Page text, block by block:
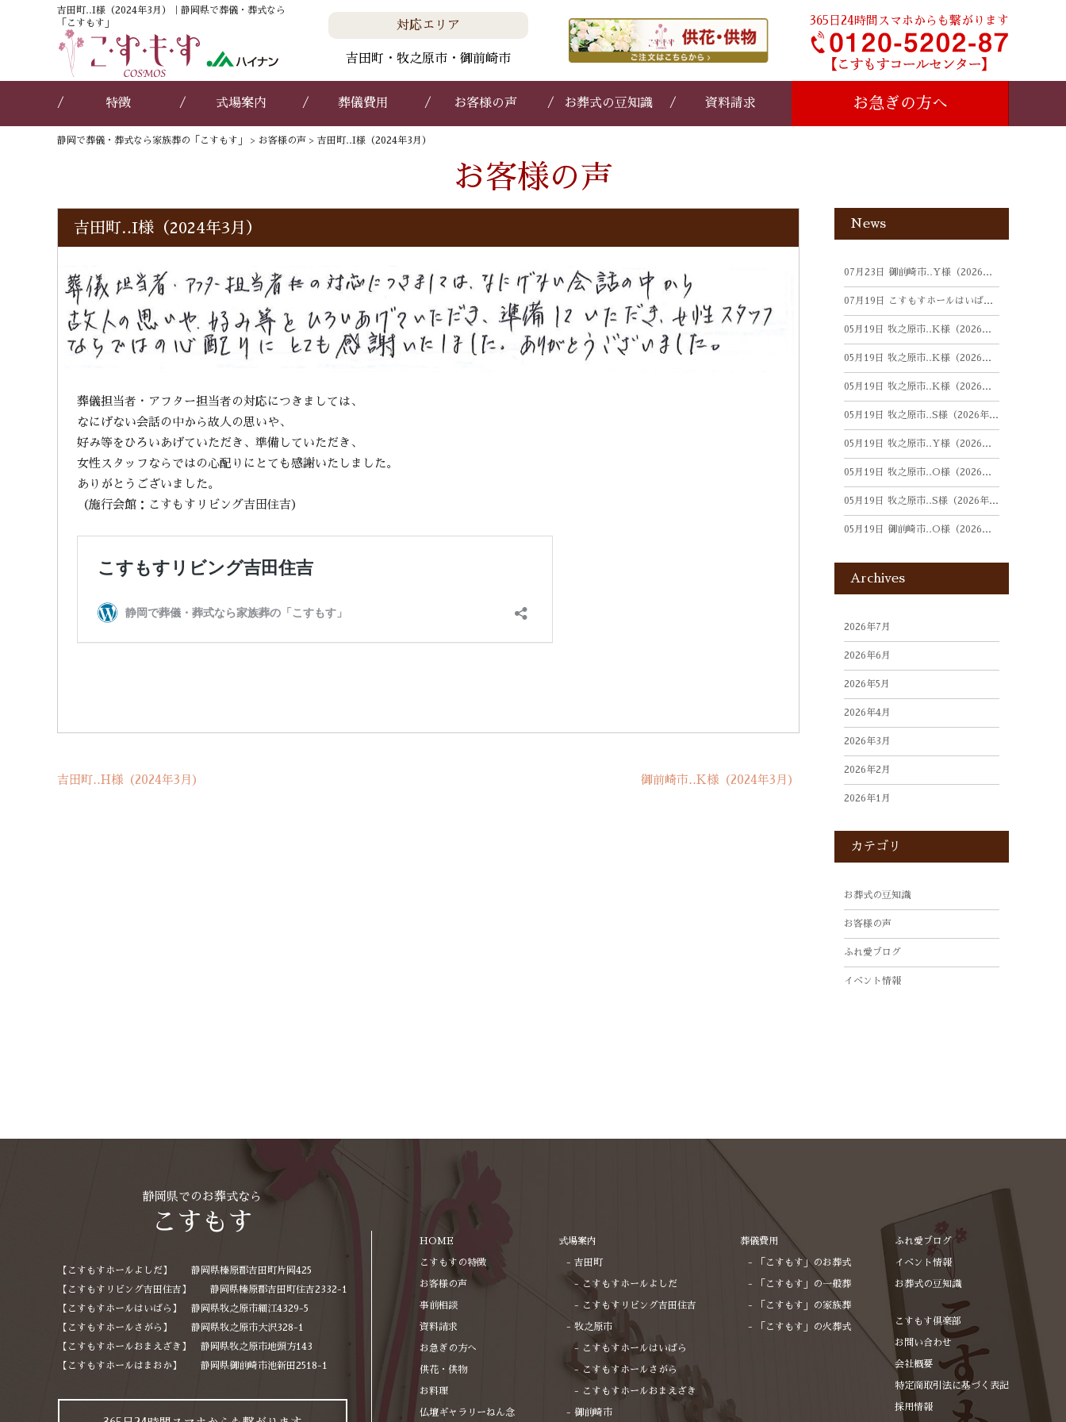
吉田町‥I様（2024年3月）｜静岡県で葬儀・葬式なら
「こすもす」
対応エリア
吉田町・牧之原市・御前崎市
365日24時間スマホからも繋がります
特徴 式場案内 葬儀費用 お客様の声 お葬式の豆知識 資料請求 お急ぎの方へ
静岡で葬儀・葬式なら家族葬の「こすもす」 > お客様の声 > 吉田町‥I様（2024年3月）
お客様の声
吉田町‥I様（2024年3月）
葬儀担当者・アフター担当者の対応につきましては、
なにげない会話の中から故人の思いや、
好み等をひろいあげていただき、準備していただき、
女性スタッフならではの心配りにとても感謝いたしました。
ありがとうございました。
（施行会館：こすもすリビング吉田住吉）
吉田町‥H様（2024年3月） 御前崎市‥K様（2024年3月）
News
07月23日 御前崎市‥Y様（2026年5月）
07月19日 こすもすホールはいばら・さがら・はまおかにて人形写真供養祭を開催しました（26年7月）
05月19日 牧之原市‥K様（2026年3月）
05月19日 牧之原市‥K様（2026年3月）
05月19日 牧之原市‥K様（2026年3月）
05月19日 牧之原市‥S様（2026年2月）
05月19日 牧之原市‥Y様（2026年2月）
05月19日 牧之原市‥O様（2026年2月）
05月19日 牧之原市‥S様（2026年2月）
05月19日 御前崎市‥O様（2026年2月）
Archives
2026年7月
2026年6月
2026年5月
2026年4月
2026年3月
2026年2月
2026年1月
2025年8月
2025年7月
2025年4月
2024年10月
2024年7月
2024年5月
2024年2月
2023年12月
2023年10月
カテゴリ
お葬式の豆知識
お客様の声
ふれ愛ブログ
イベント情報
静岡県でのお葬式なら
こすもす
【こすもすホールよしだ】 静岡県榛原郡吉田町片岡425
【こすもすリビング吉田住吉】 静岡県榛原郡吉田町住吉2332-1
【こすもすホールはいばら】 静岡県牧之原市細江4329-5
【こすもすホールさがら】 静岡県牧之原市大沢328-1
【こすもすホールおまえざき】 静岡県牧之原市地頭方143
【こすもすホールはまおか】 静岡県御前崎市池新田2518-1
HOME
こすもすの特徴
お客様の声
事前相談
資料請求
お急ぎの方へ
供花・供物
お料理
仏壇ギャラリーねん念
式場案内
吉田町
こすもすホールよしだ
こすもすリビング吉田住吉
牧之原市
こすもすホールはいばら
こすもすホールさがら
こすもすホールおまえざき
御前崎市
葬儀費用
「こすもす」のお葬式
「こすもす」の一般葬
「こすもす」の家族葬
「こすもす」の火葬式
ふれ愛ブログ
イベント情報
お葬式の豆知識
こすもす倶楽部
お問い合わせ
会社概要
特定商取引法に基づく表記
採用情報